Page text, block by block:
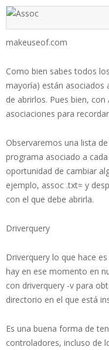
makeuseof.com
Como bien sabes todos
mayoría) están asociados
de abrirlos. Pues bien,
asociaciones para
Observaremos una lista
programa asociado a
oportunidad de cambiar
ejemplo, assoc .txt= y
con el que debe abrirla.
Driverquery
Driverquery lo que hace
hay en ese momento en
con driverquery -v para
directorio en el que está
Es una buena forma de
controladores, incluso de